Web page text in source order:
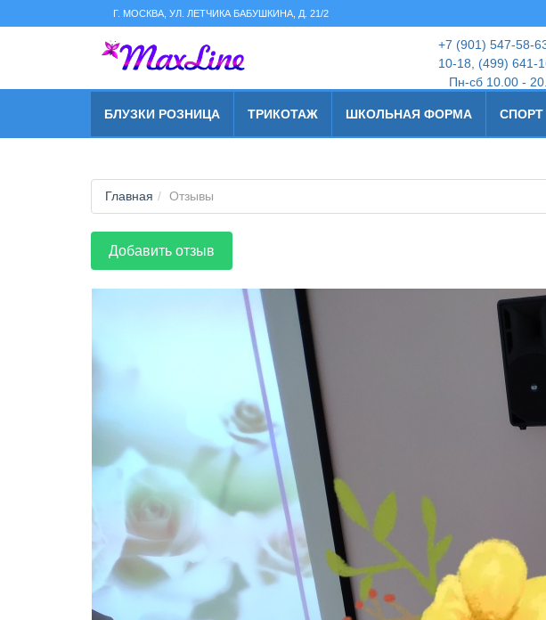
Г. МОСКВА, УЛ. ЛЕТЧИКА БАБУШКИНА, Д. 21/2
+7 (901) 547-58-
10-18
(499) 641-
Пн-сб 10.00 -
БЛУЗКИ РОЗНИЦА ТРИКОТАЖ ШКОЛЬНАЯ ФОРМА СПОРТ
Главная Отзывы
Добавить отзыв